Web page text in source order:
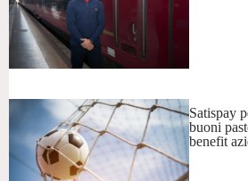
Satispay
buoni
benefit